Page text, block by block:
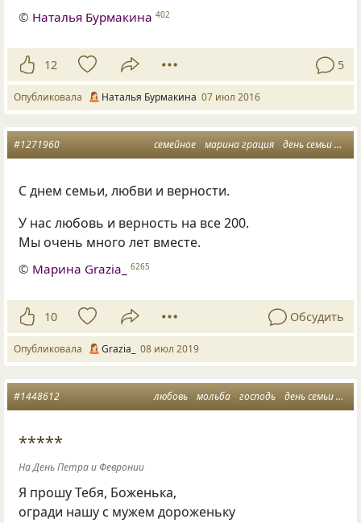
© Наталья Бурмакина 402
12 5
Опубликовала Наталья Бурмакина 07 июл 2016
семейное марина грация день семьи
#1271960
С днем семьи, любви и верности.
У нас любовь и верность на все 200.
Мы очень много лет вместе.
© Марина Grazia_ 6265
10 Обсудить
Опубликовала Grazia_ 08 июл 2019
любовь мольба господь день семьи
#1448612
*****
На День Петра и Февронии
Я прошу Тебя, Боженька,
огради нашу с мужем дороженьку